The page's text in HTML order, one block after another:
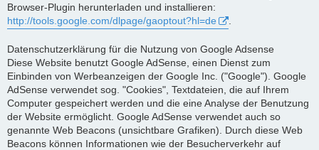
Browser-Plugin herunterladen und installieren:
http://tools.google.com/dlpage/gaoptout?hl=de
Datenschutzerklärung für die Nutzung von Google Adsense
Diese Website benutzt Google AdSense, einen Dienst zum
Einbinden von Werbeanzeigen der Google Inc. ("Google"). Google
AdSense verwendet sog. "Cookies", Textdateien, die auf Ihrem
Computer gespeichert werden und die eine Analyse der Benutzung
der Website ermöglicht. Google AdSense verwendet auch so
genannte Web Beacons (unsichtbare Grafiken). Durch diese Web
Beacons können Informationen wie der Besucherverkehr auf